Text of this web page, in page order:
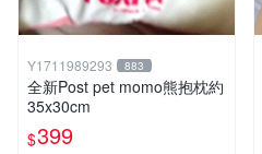
Y1711989293 883
全新Post pet momo熊抱枕約
35x30cm
$399